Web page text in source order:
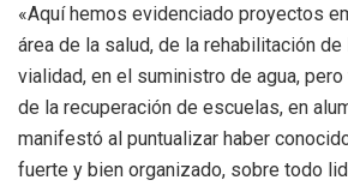
«Aquí hemos evidenciado proyectos
área de la salud, de la rehabilitación
vialidad, en el suministro de agua,
de la recuperación de escuelas, en
manifestó al puntualizar haber
fuerte y bien organizado, sobre todo